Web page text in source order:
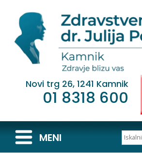
Novi trg 26, 1241 Kamnik
01 8318 600
MENI Iskalnik